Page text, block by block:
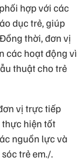
hợp với các
dục trẻ, giúp
thời, đơn vị
các hoạt động vì
thuật cho trẻ
vị trực tiếp
thực hiện tốt
nguồn lực và
trẻ em./.